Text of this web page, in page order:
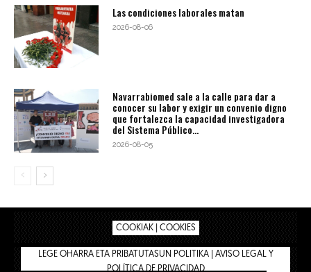
Las condiciones laborales matan
2026-08-06
Navarrabiomed sale a la calle para dar a
conocer su labor y exigir un convenio digno
que fortalezca la capacidad investigadora
del Sistema Público...
2026-08-05
COOKIAK | COOKIES
LEGE OHARRA ETA PRIBATUTASUN POLITIKA | AVISO LEGAL Y
POLÍTICA DE PRIVACIDAD